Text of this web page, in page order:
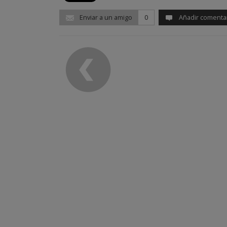
Enviar a un amigo 0 Añadir